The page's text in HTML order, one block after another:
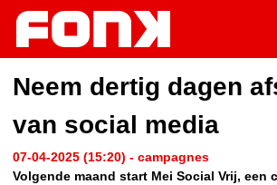
Neem dertig dagen
van social media
07-04-2025 (15:20) - campagnes
Volgende maand start Mei Social Vrij, een